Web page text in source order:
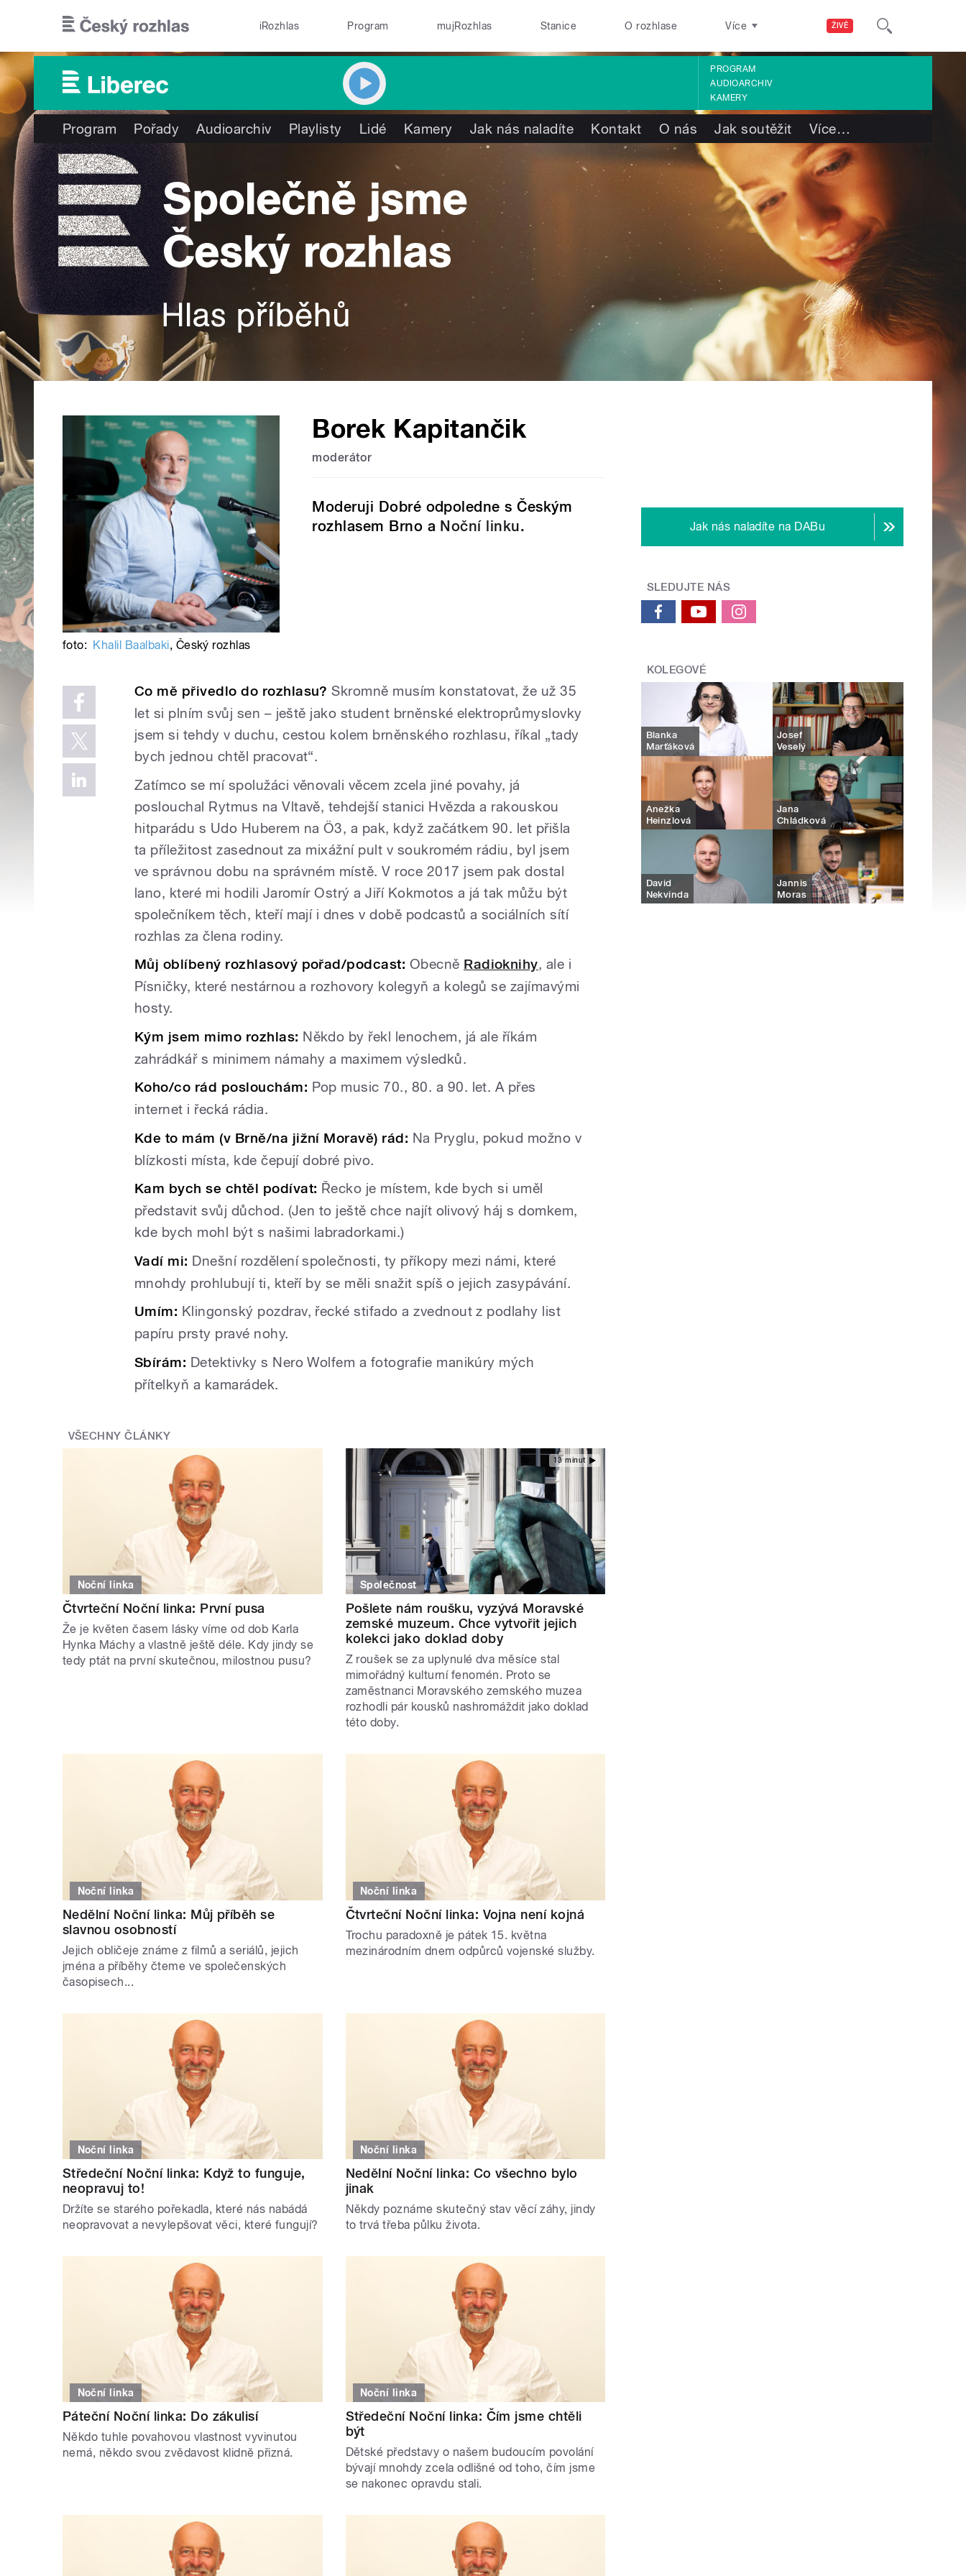
ŽIVĚ
iRozhlas Program mujRozhlas Stanice O rozhlase Více
PROGRAM
AUDIOARCHIV
KAMERY
Program Pořady Audioarchiv Playlisty Lidé Kamery Jak nás naladíte Kontakt O nás Jak soutěžit Více…
Borek Kapitančik
moderátor
Moderuji Dobré odpoledne s Českým
rozhlasem Brno a Noční linku.
foto: Khalil Baalbaki, Český rozhlas
Co mě přivedlo do rozhlasu? Skromně musím konstatovat, že už 35
let si plním svůj sen – ještě jako student brněnské elektroprůmyslovky
jsem si tehdy v duchu, cestou kolem brněnského rozhlasu, říkal „tady
bych jednou chtěl pracovat“.
Zatímco se mí spolužáci věnovali věcem zcela jiné povahy, já
poslouchal Rytmus na Vltavě, tehdejší stanici Hvězda a rakouskou
hitparádu s Udo Huberem na Ö3, a pak, když začátkem 90. let přišla
ta příležitost zasednout za mixážní pult v soukromém rádiu, byl jsem
ve správnou dobu na správném místě. V roce 2017 jsem pak dostal
lano, které mi hodili Jaromír Ostrý a Jiří Kokmotos a já tak můžu být
společníkem těch, kteří mají i dnes v době podcastů a sociálních sítí
rozhlas za člena rodiny.
Můj oblíbený rozhlasový pořad/podcast: Obecně Radioknihy, ale i
Písničky, které nestárnou a rozhovory kolegyň a kolegů se zajímavými
hosty.
Kým jsem mimo rozhlas: Někdo by řekl lenochem, já ale říkám
zahrádkář s minimem námahy a maximem výsledků.
Koho/co rád poslouchám: Pop music 70., 80. a 90. let. A přes
internet i řecká rádia.
Kde to mám (v Brně/na jižní Moravě) rád: Na Pryglu, pokud možno v
blízkosti místa, kde čepují dobré pivo.
Kam bych se chtěl podívat: Řecko je místem, kde bych si uměl
představit svůj důchod. (Jen to ještě chce najít olivový háj s domkem,
kde bych mohl být s našimi labradorkami.)
Vadí mi: Dnešní rozdělení společnosti, ty příkopy mezi námi, které
mnohdy prohlubují ti, kteří by se měli snažit spíš o jejich zasypávání.
Umím: Klingonský pozdrav, řecké stifado a zvednout z podlahy list
papíru prsty pravé nohy.
Sbírám: Detektivky s Nero Wolfem a fotografie manikúry mých
přítelkyň a kamarádek.
VŠECHNY ČLÁNKY
Noční linka
Čtvrteční Noční linka: První pusa
Že je květen časem lásky víme od dob Karla
Hynka Máchy a vlastně ještě déle. Kdy jindy se
tedy ptát na první skutečnou, milostnou pusu?
13 minut
Společnost
Pošlete nám roušku, vyzývá Moravské
zemské muzeum. Chce vytvořit jejich
kolekci jako doklad doby
Z roušek se za uplynulé dva měsíce stal
mimořádný kulturní fenomén. Proto se
zaměstnanci Moravského zemského muzea
rozhodli pár kousků nashromáždit jako doklad
této doby.
Noční linka
Nedělní Noční linka: Můj příběh se
slavnou osobností
Jejich obličeje známe z filmů a seriálů, jejich
jména a příběhy čteme ve společenských
časopisech...
Noční linka
Čtvrteční Noční linka: Vojna není kojná
Trochu paradoxně je pátek 15. května
mezinárodním dnem odpůrců vojenské služby.
Noční linka
Středeční Noční linka: Když to funguje,
neopravuj to!
Držíte se starého pořekadla, které nás nabádá
neopravovat a nevylepšovat věci, které fungují?
Noční linka
Nedělní Noční linka: Co všechno bylo
jinak
Někdy poznáme skutečný stav věcí záhy, jindy
to trvá třeba půlku života.
Noční linka
Páteční Noční linka: Do zákulisí
Někdo tuhle povahovou vlastnost vyvinutou
nemá, někdo svou zvědavost klidně přizná.
Noční linka
Středeční Noční linka: Čím jsme chtěli
být
Dětské představy o našem budoucím povolání
bývají mnohdy zcela odlišné od toho, čím jsme
se nakonec opravdu stali.
Jak nás naladíte na DABu
SLEDUJTE NÁS
KOLEGOVÉ
Blanka
Marťáková
Josef
Veselý
Anežka
Heinzlová
Jana
Chládková
David
Nekvinda
Jannis
Moras